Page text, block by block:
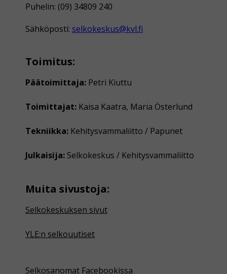
Puhelin: (09) 34809 240
Sähköposti: selkokeskus@kvl.fi
Toimitus:
Päätoimittaja: Petri Kiuttu
Toimittajat: Kaisa Kaatra, Maria Österlund
Tekniikka: Kehitysvammaliitto / Papunet
Julkaisija: Selkokeskus / Kehitysvammaliitto
Muita sivustoja:
Selkokeskuksen sivut
YLE:n selkouutiset
Selkosanomat Facebookissa